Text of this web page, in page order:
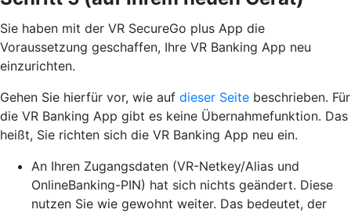
Sie haben mit der VR SecureGo plus App die
Voraussetzung geschaffen, Ihre VR Banking App neu
einzurichten.
Gehen Sie hierfür vor, wie auf dieser Seite beschrieben. Für
die VR Banking App gibt es keine Übernahmefunktion. Das
heißt, Sie richten sich die VR Banking App neu ein.
An Ihren Zugangsdaten (VR-Netkey/Alias und
OnlineBanking-PIN) hat sich nichts geändert. Diese
nutzen Sie wie gewohnt weiter. Das bedeutet, der